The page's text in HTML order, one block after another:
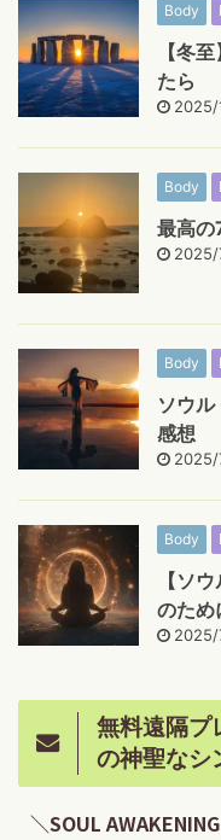
Body
【冬
たら
Body
最高の
Body
ソウ
感想
Body
【ソ
のため
無料遠隔プ
の神聖なシ
＼SOUL